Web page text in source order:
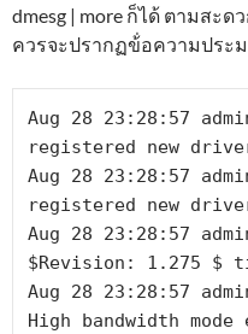
dmesg | more ก็ได้ ตามสะด
ควรจะปรากฏข้่อความประ
Aug 28 23:28:57
registered new
Aug 28 23:28:57
registered new
Aug 28 23:28:57
$Revision: 1.275 $
Aug 28 23:28:57
High bandwidth mode